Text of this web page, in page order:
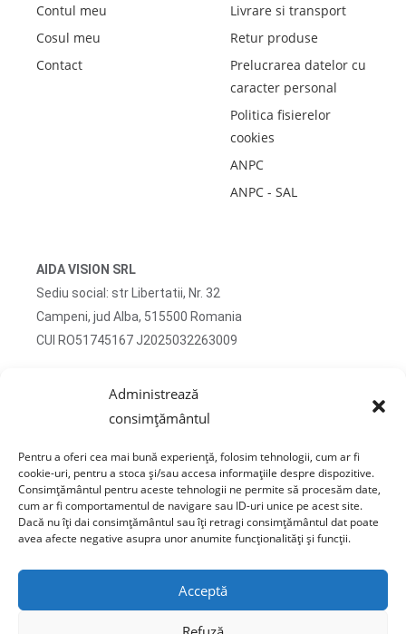
Administrează
consimțământul
Pentru a oferi cea mai bună experiență, folosim tehnologii, cum ar fi
cookie-uri, pentru a stoca și/sau accesa informațiile despre dispozitive.
Consimțământul pentru aceste tehnologii ne permite să procesăm date,
cum ar fi comportamentul de navigare sau ID-uri unice pe acest site.
Dacă nu îți dai consimțământul sau îți retragi consimțământul dat poate
avea afecte negative asupra unor anumite funcționalități și funcții.
Acceptă
Contul meu
Cosul meu
Contact
Livrare si transport
Retur produse
Prelucrarea datelor cu
caracter personal
Politica fisierelor
cookies
ANPC
ANPC - SAL
AIDA VISION SRL
Sediu social: str Libertatii, Nr. 32
Campeni, jud Alba, 515500 Romania
CUI RO51745167 J2025032263009
email: contact@sticlafar.ro
Nu detinem magazin de prezentare, comenzile se
livreaza exclusiv prin curierat.
Copyright © 2020 Sticla Far - AIDA VISION S.R.L. CUI: 51745167 J2025032263009